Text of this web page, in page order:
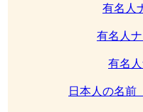
有名人
有名人
有名
日本人の名前